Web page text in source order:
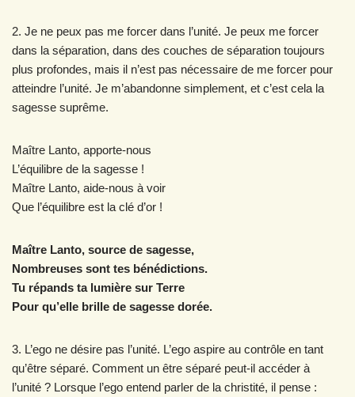
2. Je ne peux pas me forcer dans l’unité. Je peux me forcer
dans la séparation, dans des couches de séparation toujours
plus profondes, mais il n’est pas nécessaire de me forcer pour
atteindre l’unité. Je m’abandonne simplement, et c’est cela la
sagesse suprême.
Maître Lanto, apporte-nous
L’équilibre de la sagesse !
Maître Lanto, aide-nous à voir
Que l’équilibre est la clé d’or !
Maître Lanto, source de sagesse,
Nombreuses sont tes bénédictions.
Tu répands ta lumière sur Terre
Pour qu’elle brille de sagesse dorée.
3. L’ego ne désire pas l’unité. L’ego aspire au contrôle en tant
qu’être séparé. Comment un être séparé peut-il accéder à
l’unité ? Lorsque l’ego entend parler de la christité, il pense :